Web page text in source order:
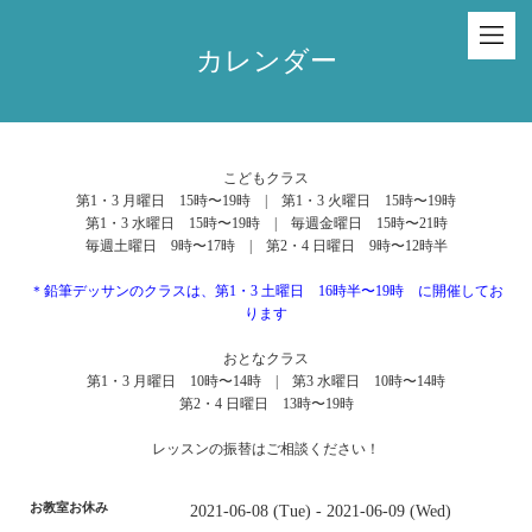
カレンダー
こどもクラス
第1・3 月曜日 15時〜19時 | 第1・3 火曜日 15時〜19時
第1・3 水曜日 15時〜19時 | 毎週金曜日 15時〜21時
毎週土曜日 9時〜17時 | 第2・4 日曜日 9時〜12時半
＊鉛筆デッサンのクラスは、第1・3 土曜日 16時半〜19時 に開催してお
ります
おとなクラス
第1・3 月曜日 10時〜14時 | 第3 水曜日 10時〜14時
第2・4 日曜日 13時〜19時
レッスンの振替はご相談ください！
お教室お休み 2021-06-08 (Tue) - 2021-06-09 (Wed)